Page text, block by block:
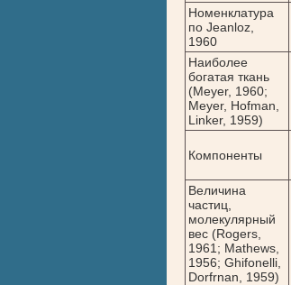
Номенклатура
по Jeanloz,
1960
Наиболее
богатая ткань
(Meyer, 1960;
Meyer, Hofman,
Linker, 1959)
Компоненты
Величина
частиц,
молекулярный
вес (Rogers,
1961; Mathews,
1956; Ghifonelli,
Dorfrnan, 1959)